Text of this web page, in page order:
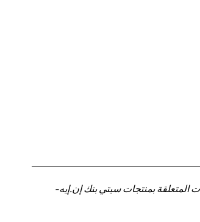
المتعلقة بمنتجات سيتي بنك إن.إيه-